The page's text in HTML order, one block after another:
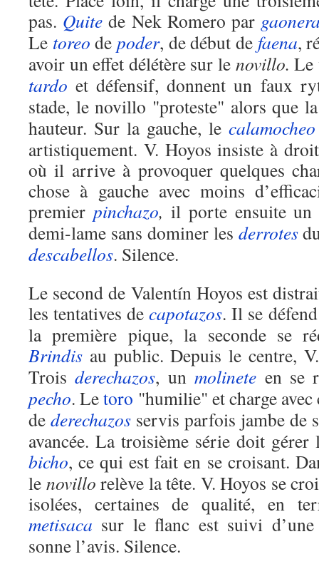
pas. Quite de Nek Romero par
Le toreo depoder, de début de faena,
avoir un effet délétère sur le novillo. Le
tardo et défensif, donnent un faux
stade, le novillo "proteste" alors que
hauteur. Sur la gauche, le calamocheo
artistiquement. V. Hoyos insiste à
où il arrive à provoquer quelques
chose à gauche avec moins
premier pinchazo, il porte ensuite
demi-lame sans dominer les derrotes
descabellos. Silence.
Le second de Valentín Hoyos est
les tentatives decapotazos. Il se
la première pique, la seconde se
Brindis au public. Depuis le centre,
Troisderechazos, unmolinete en se
pecho. Letoro "humilie" et charge avec
de derechazos servis parfois jambe de
avancée. La troisième série doit gérer
bicho, ce qui est fait en se croisant.
le novillo relève la tête. V. Hoyos se
isolées, certaines de qualité, en
metisaca sur le flanc est suivi
sonne l’avis. Silence.